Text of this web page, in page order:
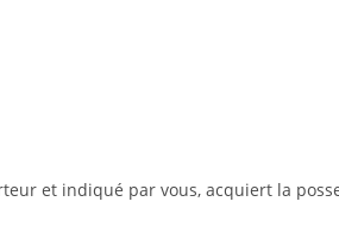
et indiqué par vous, acquiert la